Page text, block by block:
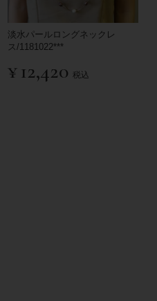
淡水パールロングネックレ
ス/1181022***
¥ 12,420 税込